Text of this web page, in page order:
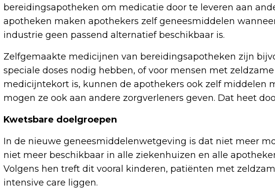
bereidingsapotheken om medicatie door te leveren aan
apotheken maken apothekers zelf geneesmiddelen
industrie geen passend alternatief beschikbaar is.
Zelfgemaakte medicijnen van bereidingsapotheken zijn
speciale doses nodig hebben, of voor mensen met
medicijntekort is, kunnen de apothekers ook zelf middelen
mogen ze ook aan andere zorgverleners geven. Dat heet
Kwetsbare doelgroepen
In de nieuwe geneesmiddelenwetgeving is dat niet meer
niet meer beschikbaar in alle ziekenhuizen en alle
Volgens hen treft dit vooral kinderen, patiënten met
intensive care liggen.